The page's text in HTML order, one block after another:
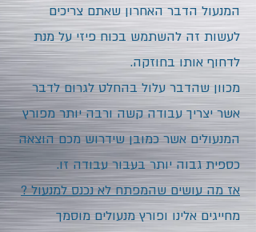
המנעול הדבר האחרון שאתם צריכים
לעשות זה להשתמש בכוח פיזי על מנת
לדחוף אותו בחוזקה.
מכוון שהדבר עלול בהחלט לגרום לדבר
אשר יצריך עבודה קשה ורבה יותר מפורץ
המנעולים אשר כמובן שידרוש מכם הוצאה
כספית גבוה יותר בעבור עבודה זו.
אז מה עושים שהמפתח לא נכנס למנעול ?
מחייגים אלינו ופורץ מנעולים מוסמך